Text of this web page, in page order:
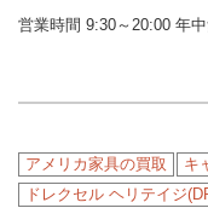
営業時間 9:30～20:00 年
アメリカ家具の買取 キ
ドレクセル ヘリテイジ